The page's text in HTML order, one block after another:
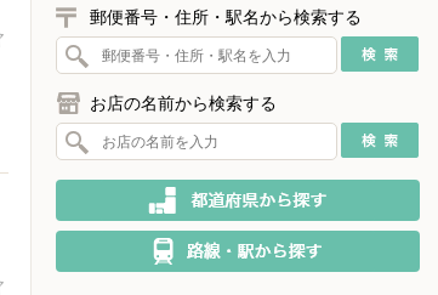
郵便番号・住所・駅名から検索する
お店の名前から検索する